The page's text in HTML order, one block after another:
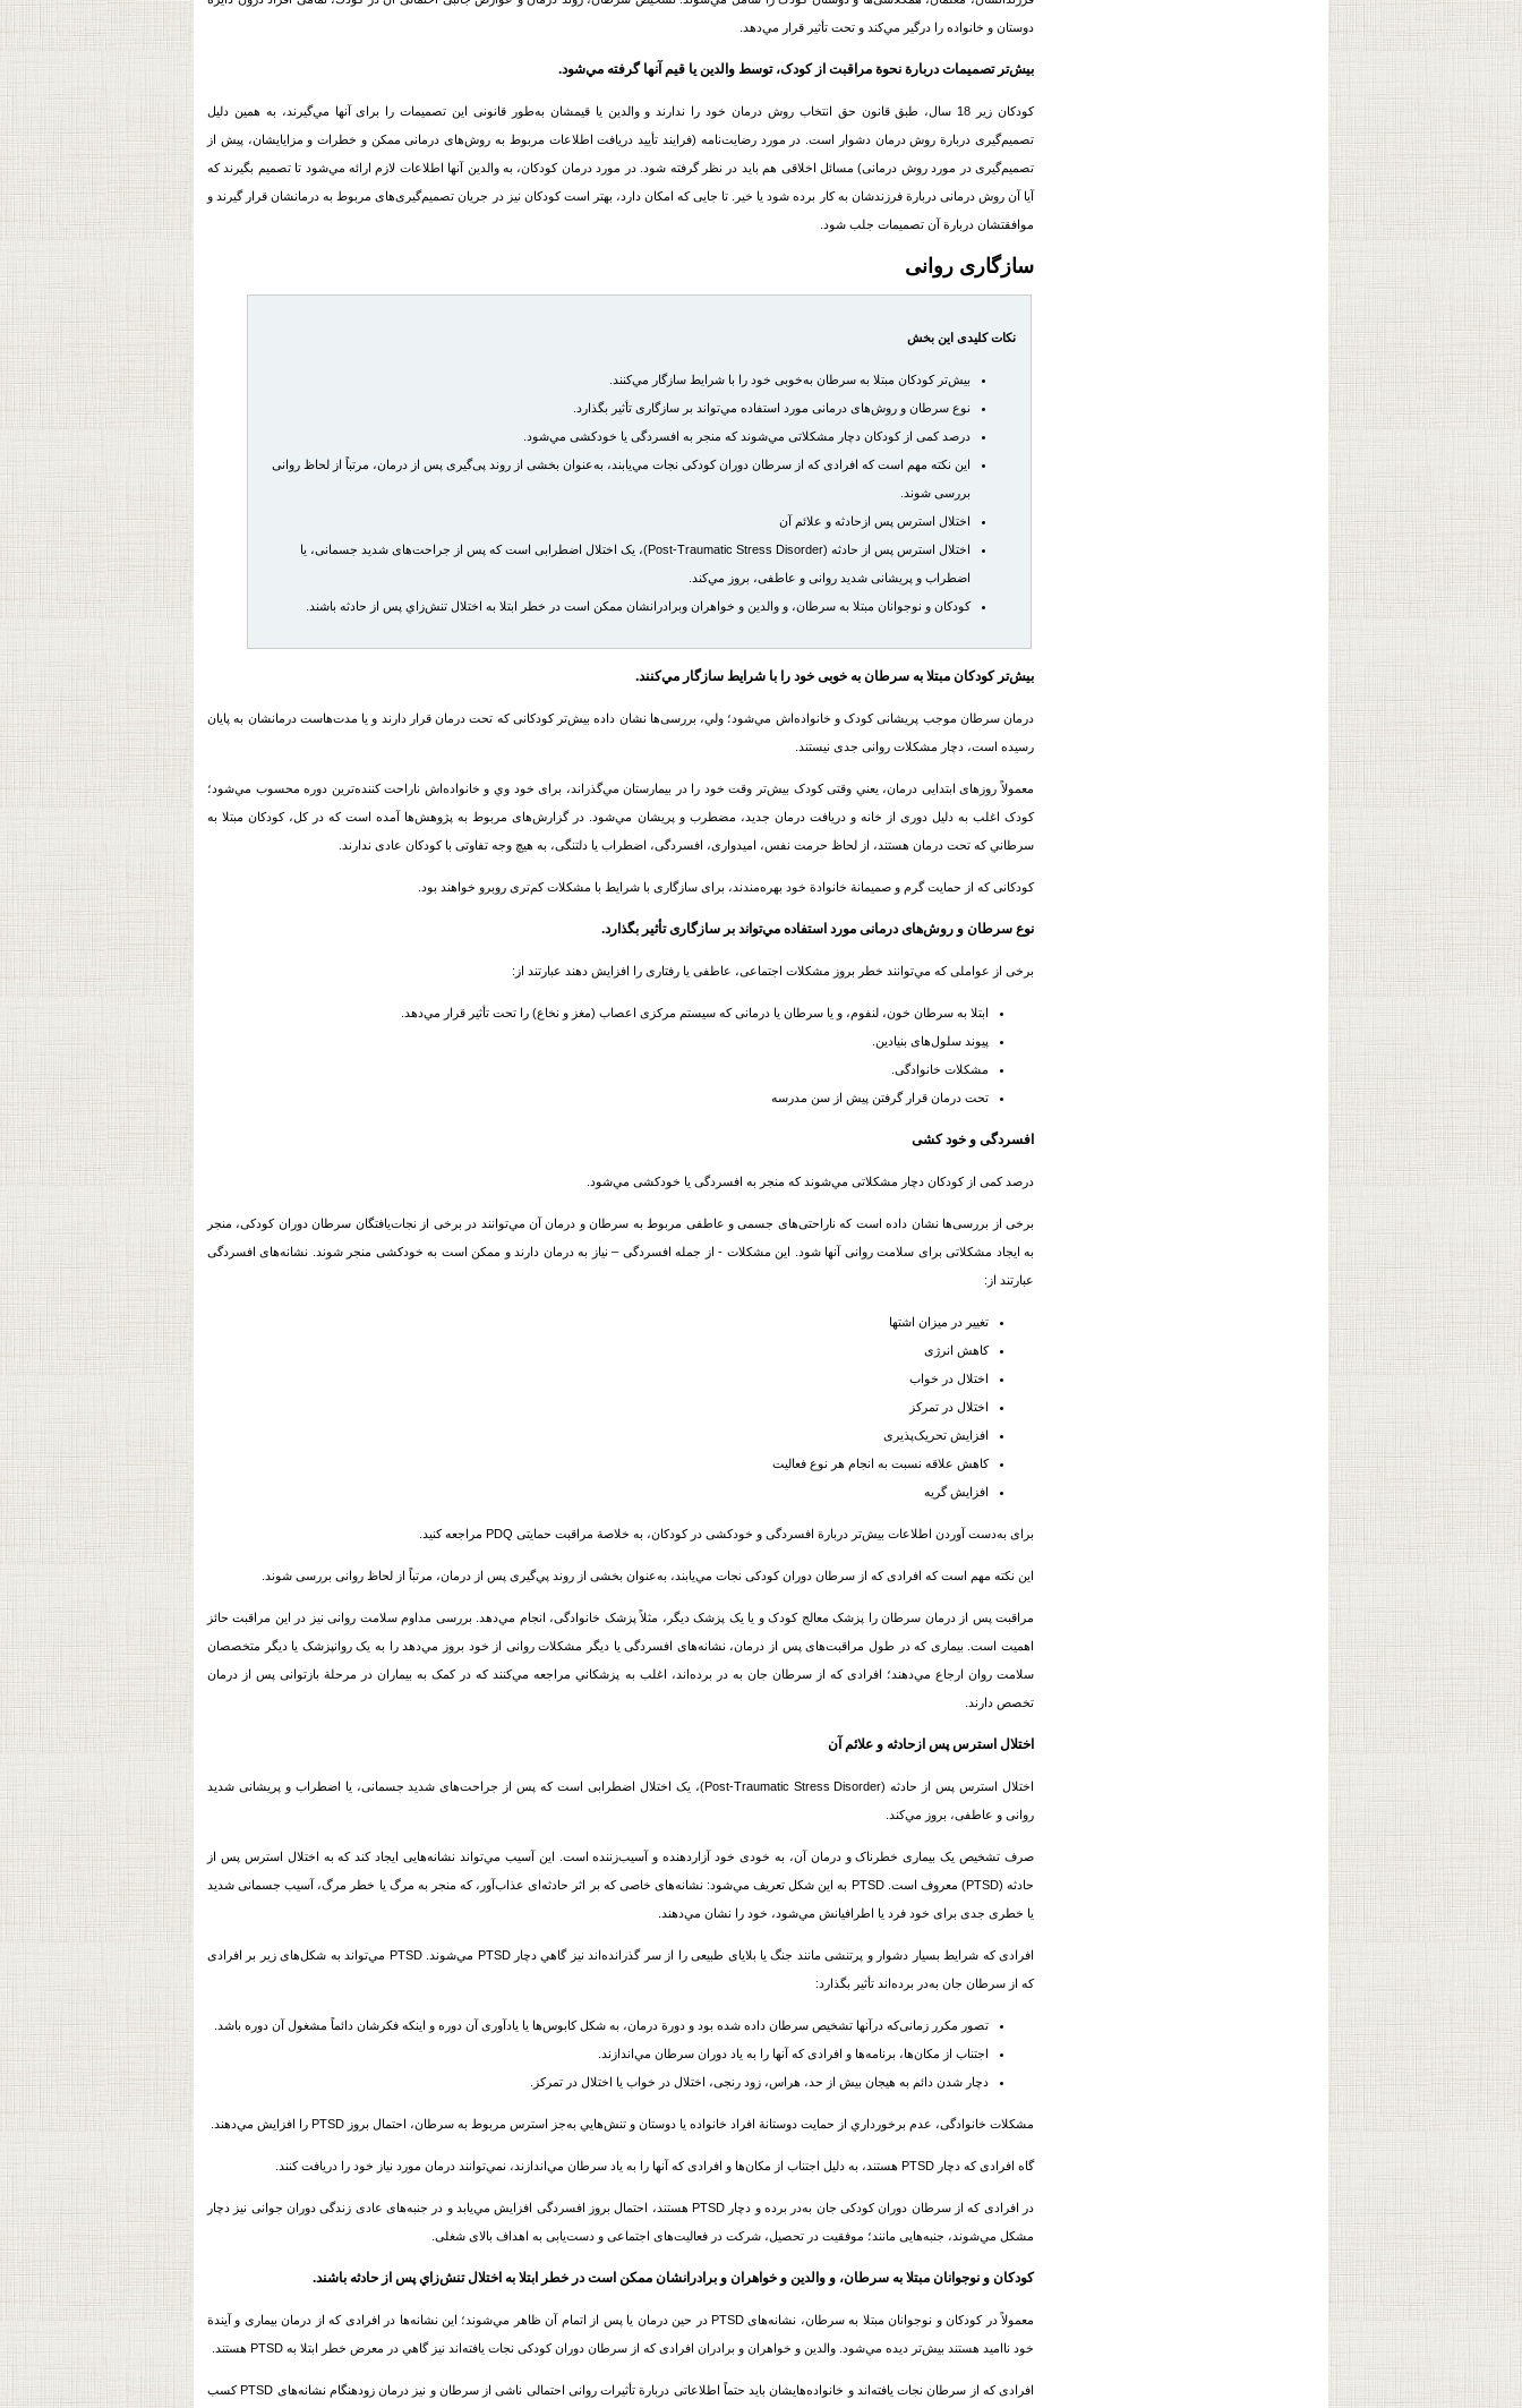
دوستان و خانواده را درگیر مي‌کند و تحت تأثیر قرار مي‌دهد.
بیش‌تر تصمیمات دربارة نحوة مراقبت از کودک، توسط والدین یا قیم آنها گرفته مي‌شود.
کودکان زیر 18 سال، طبق قانون حق انتخاب روش درمان خود را ندارند و والدین یا قیمشان به‌طور قانونی این تصمیمات را برای آنها مي‌گیرند، به همین دلیل
تصمیم‌گیری دربارة روش درمان دشوار است. در مورد رضایت‌نامه (فرایند تأیید دریافت اطلاعات مربوط به روش‌های درمانی ممکن و خطرات و مزایایشان، پیش از
تصمیم‌گیری در مورد روش درمانی) مسائل اخلاقی هم باید در نظر گرفته شود. در مورد درمان کودکان، به والدین آنها اطلاعات لازم ارائه مي‌شود تا تصمیم بگيرند كه
آيا آن روش درمانی دربارة فرزندشان به کار برده شود یا خیر. تا جایی که امکان دارد، بهتر است کودکان نیز در جریان تصمیم‌گیری‌های مربوط به درمانشان قرار گیرند و
موافقتشان دربارة آن تصمیمات جلب شود.
سازگاری روانی
نکات کلیدی این بخش
بیش‌تر کودکان مبتلا به سرطان به‌خوبی خود را با شرایط سازگار مي‌کنند.
نوع سرطان و روش‌های درمانی مورد استفاده مي‌تواند بر سازگاری تأثیر بگذارد.
درصد کمی از کودکان دچار مشکلاتی مي‌شوند که منجر به افسردگی یا خودکشی مي‌شود.
این نکته مهم است که افرادی که از سرطان دوران کودکی نجات مي‌یابند، به‌عنوان بخشی از روند پی‌گیری پس از درمان، مرتباً از لحاظ روانی
بررسی شوند.
اختلال استرس‌ پس ازحادثه و علائم آن
اختلال استرس‌ پس از حادثه (Post-Traumatic Stress Disorder)، یک اختلال اضطرابی است که پس از جراحت‌های شدید جسمانی، یا
اضطراب و پریشانی شدید روانی و عاطفی، بروز مي‌کند.
کودکان و نوجوانان مبتلا به سرطان، و والدین و خواهران وبرادرانشان ممکن است در خطر ابتلا به اختلال تنش‌زاي پس از حادثه باشند.
بیش‌تر کودکان مبتلا به سرطان به خوبی خود را با شرایط سازگار مي‌کنند.
درمانسرطان موجب پریشانی کودک و خانواده‌اش مي‌شود؛ ولي، بررسی‌ها نشان داده بیش‌تر کودکانی که تحت درمان قرار دارند و یا مدت‌هاست درمانشان به پایان
رسيده است، دچار مشکلات روانی جدی نیستند.
معمولاً روزهای ابتدایی درمان، يعني وقتی کودک بيش‌تر وقت خود را در بیمارستان مي‌گذراند، برای خود وي و خانواده‌اش ناراحت کننده‌ترین دوره محسوب مي‌شود؛
کودک اغلب به دلیل دوری از خانه و دریافت درمان جدید، مضطرب و پریشان مي‌شود. در گزارش‌های مربوط به پژوهش‌ها آمده است که در کل، کودکان مبتلا به
سرطاني که تحت درمان هستند، از لحاظ حرمت نفس، امیدواری، افسردگی، اضطراب یا دلتنگی، به هیچ وجه تفاوتی با کودکان عادی ندارند.
کودکانی که از حمایت گرم و صمیمانة خانوادة خود بهره‌مندند، برای سازگاری با شرایط با مشکلات کم‌تری روبرو خواهند بود.
نوع سرطان و روش‌های درمانی مورد استفاده مي‌تواند بر سازگاری تأثیر بگذارد.
برخی از عواملی که مي‌توانند خطر بروز مشکلات اجتماعی، عاطفی یا رفتاری را افزایش دهند عبارتند از:
ابتلا به سرطان خون، لنفوم، و یا سرطان یا درمانی که سيستم مرکزی اعصاب (مغز و نخاع) را تحت تأثیر قرار مي‌دهد.
پیوند سلول‌های بنیادین.
مشکلات خانوادگی.
تحت درمان قرار گرفتن پیش از سن مدرسه
افسردگی و خود کشی
درصد کمی از کودکان دچار مشکلاتی مي‌شوند که منجر به افسردگی یا خودکشی مي‌شود.
برخی از بررسی‌ها نشان داده است که ناراحتی‌های جسمی و عاطفی مربوط به سرطانو درمان آن مي‌توانند در برخی از نجات‌یافتگان سرطاندوران کودکی، منجر
به ایجاد مشکلاتی برای سلامت روانی آنها شود. این مشکلات - از جمله افسردگی – نیاز به درمان دارند و ممکن است به خودکشی منجر شوند. نشانه‌های افسردگی
عبارتند از:
تغییر در میزان اشتها
کاهش انرژی
اختلال در خواب
اختلال در تمرکز
افزایش تحریک‌پذیری
کاهش علاقه نسبت به انجام هر نوع فعالیت‌
افزایش گریه
برای به‌دست آوردن اطلاعات بیش‌تر دربارة افسردگی و خودکشی در کودکان، به خلاصة مراقبت حمایتی PDQ مراجعه كنيد.
این نکته مهم است که افرادی که از سرطان دوران کودکی نجات مي‌یابند، به‌عنوان بخشی از روند پي‌گیری پس از درمان، مرتباً از لحاظ روانی بررسی شوند.
مراقبت پس از درمان سرطانرا پزشک معالج کودک و یا یک پزشک دیگر، مثلاً پزشک خانوادگی، انجام مي‌دهد. بررسی مداوم سلامت روانی نیز در این مراقبت حائز
اهميت است. بیماری که در طول مراقبت‌های پس از درمان، نشانه‌های افسردگی یا دیگر مشکلات روانی از خود بروز مي‌دهد را به یک روانپزشک یا دیگر متخصصان
سلامت روان ارجاع مي‌دهند؛ افرادی که ازسرطان جان به در برده‌اند، اغلب به پزشكاني مراجعه مي‌كنند که در کمک به بيماران در مرحلة بازتوانی پس از درمان
تخصص دارند.
اختلال استرس‌ پس ازحادثه و علائم آن
اختلال استرس پس از حادثه (Post-Traumatic Stress Disorder)، یک اختلال اضطرابی است که پس از جراحت‌های شدید جسمانی، یا اضطراب و پریشانی شدید
روانی و عاطفی، بروز مي‌کند.
صرف تشخيص یک بیماری خطرناک و درمان آن، به خودی خود آزاردهنده و آسیب‌زننده است. این آسیب مي‌تواند نشانه‌هایی ایجاد کند که به اختلال استرس پس از
حادثه (PTSD) معروف است. PTSD به این شکل تعریف مي‌شود: نشانه‌های خاصی که بر اثر حادثه‌ای عذاب‌آور، که منجر به مرگ یا خطر مرگ، آسیب جسمانی شدید
یا خطری جدی برای خود فرد یا اطرافیانش مي‌شود، خود را نشان مي‌دهند.
افرادی که شرایط بسیار دشوار و پرتنشی مانند جنگ یا بلایای طبیعی را از سر گذرانده‌اند نیز گاهي دچار PTSD مي‌شوند. PTSD مي‌تواند به شکل‌های زیر بر افرادی
که از سرطان جان به‌در برده‌اند تأثیر بگذارد:
تصور مکرر زمانی‌که درآنها تشخیص سرطان داده شده بود و دورة درمان، به شکل کابوس‌ها یا یادآوری آن دوره و اینکه فکرشان دائماً مشغول آن دوره باشد.
اجتناب از مکان‌ها، برنامه‌ها و افرادی که آنها را به یاد دوران سرطان مي‌اندازند.
دچار شدن دائم به هیجان بیش از حد، هراس، زود رنجی، اختلال در خواب یا اختلال در تمرکز.
مشکلات خانوادگی، عدم برخورداري از حمایت دوستانة افراد خانواده یا دوستان و تنش‌هايي به‌جز استرس مربوط به سرطان، احتمال بروز PTSD را افزایش مي‌دهند.
گاه افرادی که دچار PTSD هستند، به دلیل اجتناب از مکان‌ها و افرادی که آنها را به یاد سرطان مي‌اندازند، نمي‌توانند درمان مورد نیاز خود را دریافت کنند.
در افرادی که ازسرطان دوران کودکی جان به‌در برده‌ و دچار PTSD هستند، احتمال بروز افسردگی افزايش مي‌يابد و در جنبه‌های عادی زندگی دوران جوانی نیز دچار
مشکل مي‌شوند، جنبه‌هایی مانند؛ موفقیت در تحصیل، شرکت در فعالیت‌های اجتماعی و دست‌یابی به اهداف بالای شغلی.
کودکان و نوجوانان مبتلا به سرطان، و والدین و خواهران و برادرانشان ممکن است در خطر ابتلا به اختلال تنش‌زاي پس از حادثه باشند.
معمولاً در کودکان و نوجوانان مبتلا بهسرطان ، نشانه‌های PTSD در حین درمان یا پس از اتمام آن ظاهر مي‌شوند؛ اين نشانه‌ها در افرادی که از درمان بیماری و آيندة
خود نااميد هستند بیش‌تر دیده مي‌شود. والدین و خواهران و برادران افرادی که از سرطان دوران کودکی نجات یافته‌اند نیز گاهي در معرض خطر ابتلا به PTSD هستند.
افرادی که از سرطاننجات یافته‌اند و خانواده‌هایشان بايد حتماً اطلاعاتی دربارة تأثیرات روانی احتمالی ناشی ازسرطان و نیز درمان زودهنگام نشانه‌های PTSD کسب